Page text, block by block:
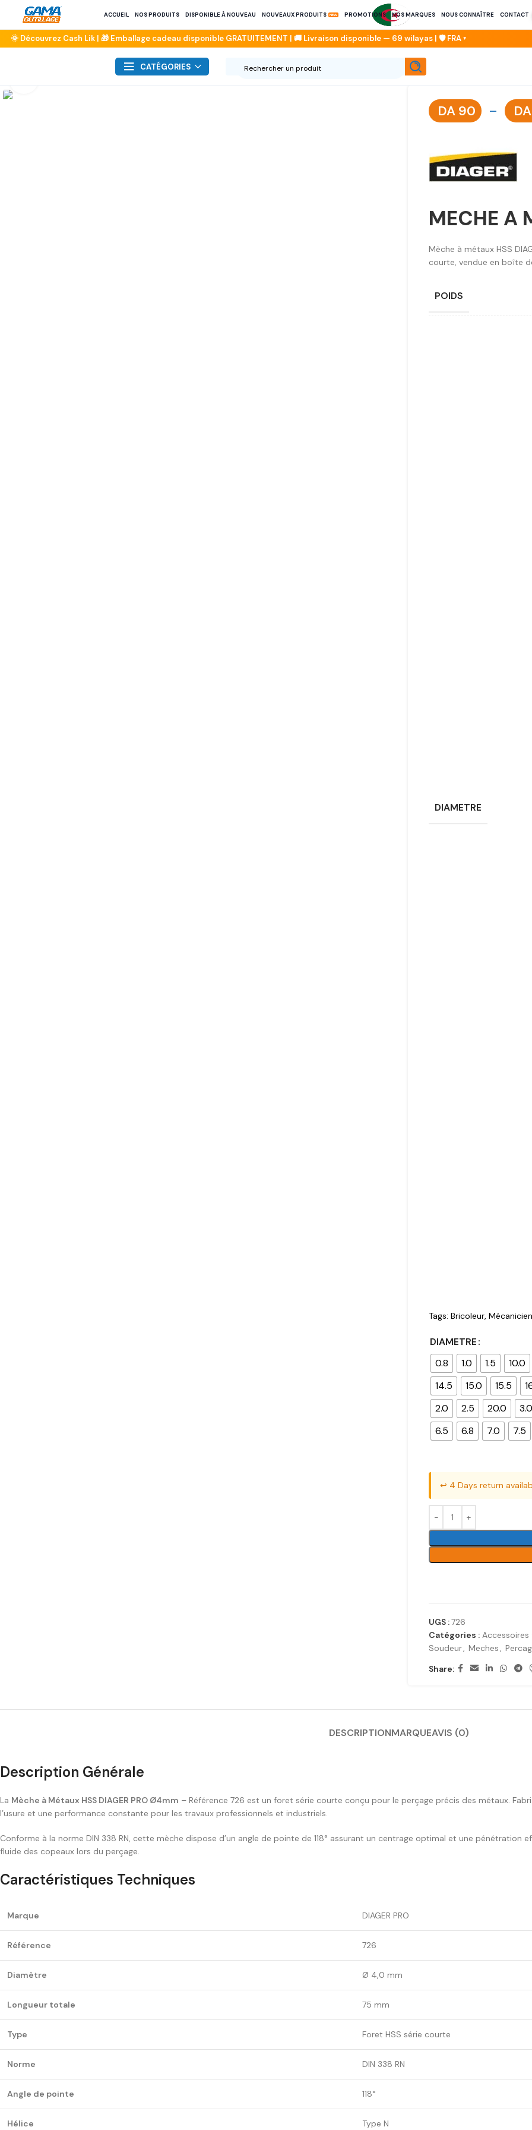
ACCUEIL NOS PRODUITS DISPONIBLE À NOUVEAU NOUVEAUX PRODUITS PROMOTIONS NOS MARQUES NOUS CONNAÎTRE CONTACT
CATÉGORIES
DA 90 – DA
MECHE A
Mèche à métaux HSS
courte, vendue en boîte
POIDS
DIAMETRE
Tags: Bricoleur, Mécanicien
DIAMETRE
0.8
1.0 1.5 10.0
14.5
15.0 15.5
2.0
2.5 20.0 3.0
6.5
6.8 7.0 7.5
↩️ 4 Days return
UGS :726
Catégories :
Soudeur, Meches,
Share:
DESCRIPTIONMARQUEAVIS (0)
Description Générale
La Mèche à Métaux HSS DIAGER PRO Ø4mm – Référence 726 est un foret série courte conçu pour le perçage précis des métaux.
l’usure et une performance constante pour les travaux professionnels et industriels.
Conforme à la norme DIN 338 RN, cette mèche dispose d’un angle de pointe de 118° assurant un centrage optimal et une
fluide des copeaux lors du perçage.
Caractéristiques Techniques
Marque DIAGER PRO
Référence 726
Diamètre Ø 4,0 mm
Longueur totale 75 mm
Type Foret HSS série courte
Norme DIN 338 RN
Angle de pointe 118°
Hélice Type N